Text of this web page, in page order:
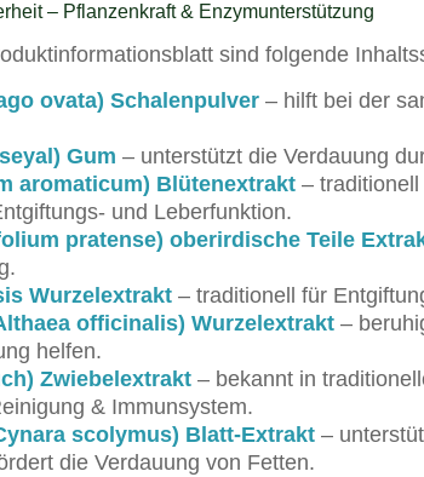
– Pflanzenkraft & Enzymunterstützung
sind folgende
ovata) Schalenpulver – hilft bei der
Gum – unterstützt die Verdauung
aromaticum) Blütenextrakt –
und Leberfunktion.
pratense) oberirdische Teile
Wurzelextrakt – traditionell für
officinalis) Wurzelextrakt –
helfen.
Zwiebelextrakt – bekannt in
& Immunsystem.
scolymus) Blatt-Extrakt –
die Verdauung von Fetten.